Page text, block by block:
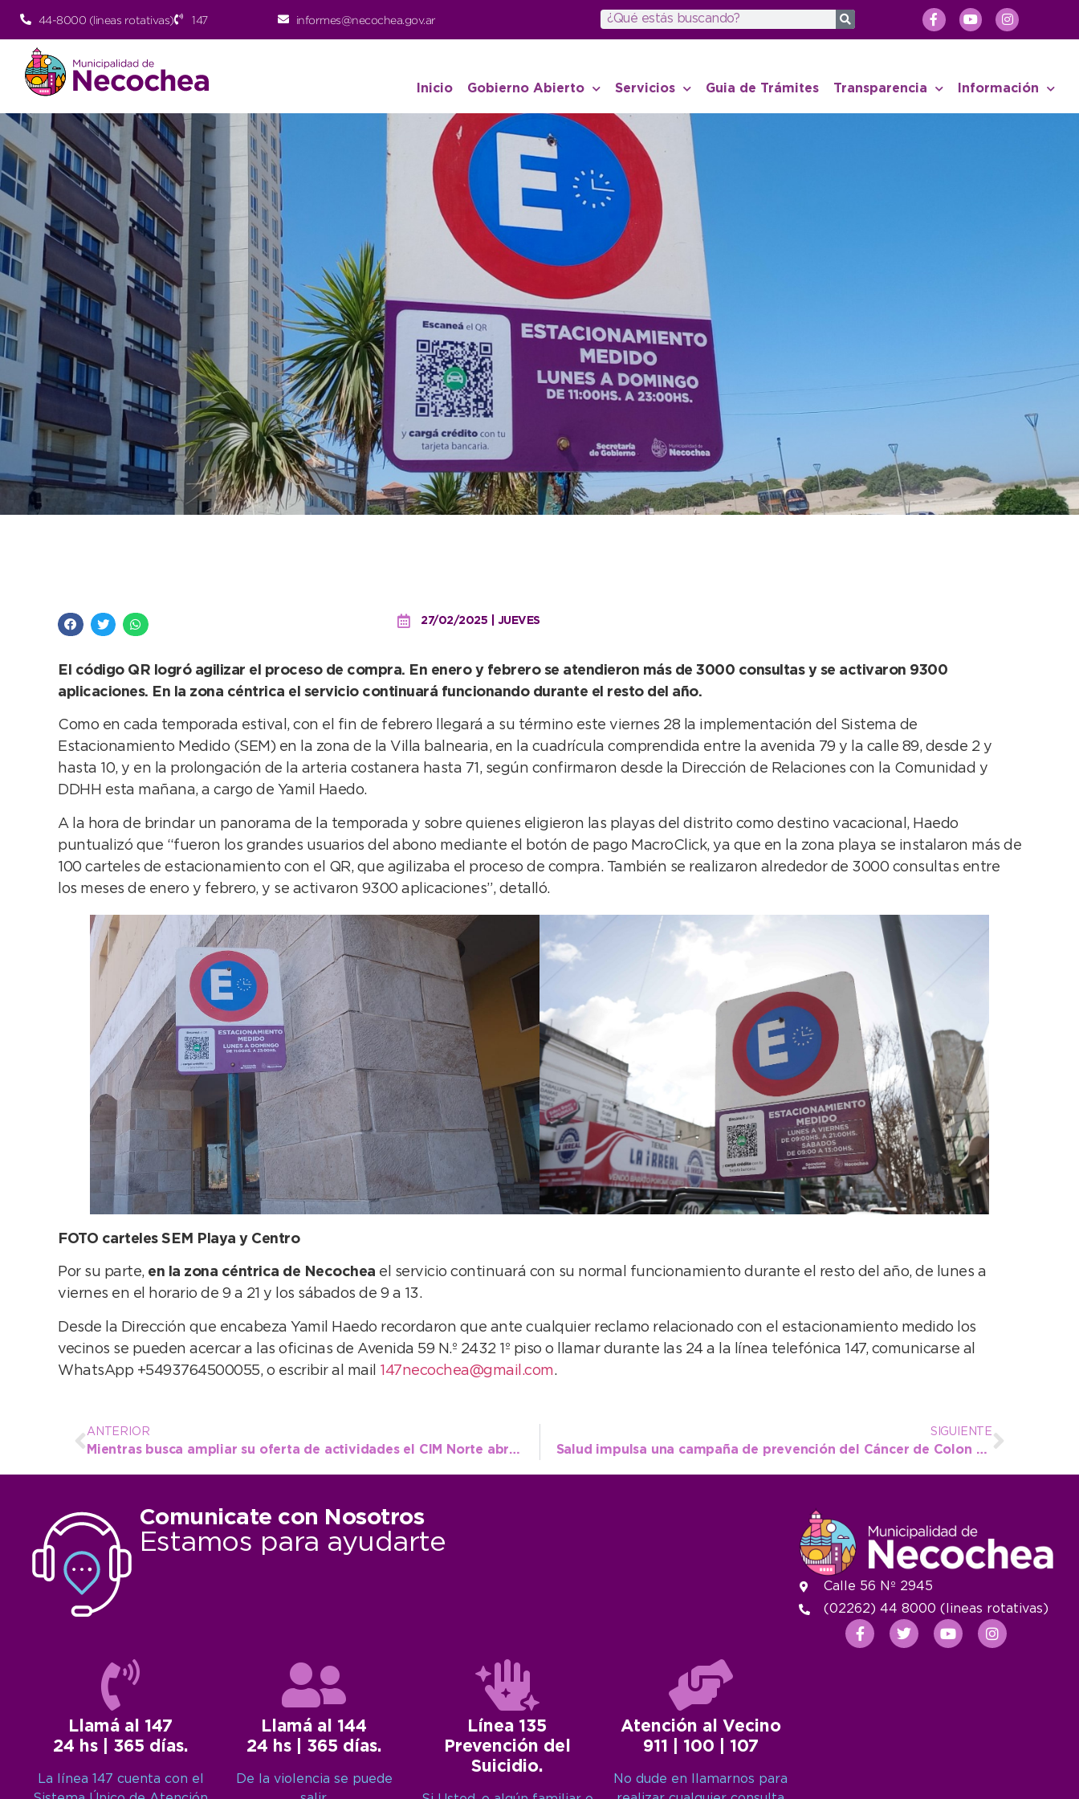
44-8000 (lineas rotativas) 147 informes@necochea.gov.ar
Inicio Gobierno Abierto Servicios Guia de Trámites Transparencia Información
27/02/2025 | JUEVES
El código QR logró agilizar el proceso de compra. En enero y febrero se atendieron más de 3000 consultas y se activaron 9300
aplicaciones. En la zona céntrica el servicio continuará funcionando durante el resto del año.
Como en cada temporada estival, con el fin de febrero llegará a su término este viernes 28 la implementación del Sistema de
Estacionamiento Medido (SEM) en la zona de la Villa balnearia, en la cuadrícula comprendida entre la avenida 79 y la calle 89, desde 2 y
hasta 10, y en la prolongación de la arteria costanera hasta 71, según confirmaron desde la Dirección de Relaciones con la Comunidad y
DDHH esta mañana, a cargo de Yamil Haedo.
A la hora de brindar un panorama de la temporada y sobre quienes eligieron las playas del distrito como destino vacacional, Haedo
puntualizó que “fueron los grandes usuarios del abono mediante el botón de pago MacroClick, ya que en la zona playa se instalaron más de
100 carteles de estacionamiento con el QR, que agilizaba el proceso de compra. También se realizaron alrededor de 3000 consultas entre
los meses de enero y febrero, y se activaron 9300 aplicaciones”, detalló.
FOTO carteles SEM Playa y Centro
Por su parte, en la zona céntrica de Necochea el servicio continuará con su normal funcionamiento durante el resto del año, de lunes a
viernes en el horario de 9 a 21 y los sábados de 9 a 13.
Desde la Dirección que encabeza Yamil Haedo recordaron que ante cualquier reclamo relacionado con el estacionamiento medido los
vecinos se pueden acercar a las oficinas de Avenida 59 N.º 2432 1º piso o llamar durante las 24 a la línea telefónica 147, comunicarse al
WhatsApp +5493764500055, o escribir al mail 147necochea@gmail.com.
ANTERIOR
Mientras busca ampliar su oferta de actividades el CIM Norte abre inscripciones
SIGUIENTE
Salud impulsa una campaña de prevención del Cáncer de Colon durante todo marzo
Comunicate con Nosotros
Estamos para ayudarte
Llamá al 147
24 hs | 365 días.
La línea 147 cuenta con el
Llamá al 144
24 hs | 365 días.
De la violencia se puede
Línea 135
Prevención del
Suicidio.
Atención al Vecino
911 | 100 | 107
No dude en llamarnos para
Calle 56 Nº 2945
(02262) 44 8000 (lineas rotativas)